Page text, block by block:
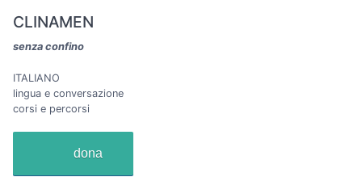
CLINAMEN
senza confino
ITALIANO
lingua e conversazione
corsi e percorsi
dona